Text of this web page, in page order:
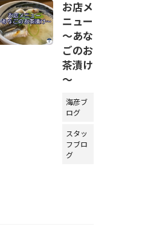
お店メ
ニュー
～あな
ごのお
茶漬け
～
海彦ブ
ログ
スタッ
フブロ
グ